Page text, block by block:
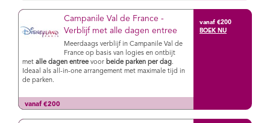
Campanile Val de France -
Verblijf met alle dagen entree
Meerdaags verblijf in Campanile Val de
France op basis van logies en ontbijt
met alle dagen entree voor beide parken per dag.
Ideaal als all-in-one arrangement met maximale tijd in
de parken.
vanaf €200
vanaf €200